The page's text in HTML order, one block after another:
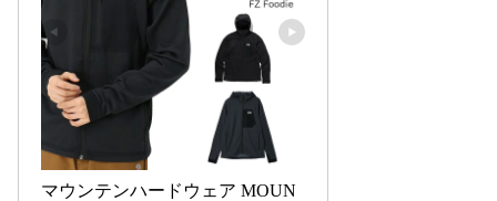
マウンテンハードウェア MOUN